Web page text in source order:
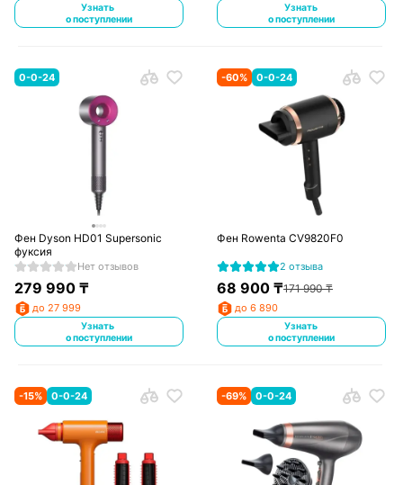
Узнать
о поступлении
Узнать
о поступлении
0-0-24
Фен Dyson HD01 Supersonic
фуксия
Нет отзывов
279 990₸
до 27 999
Узнать
о поступлении
-60% 0-0-24
Фен Rowenta CV9820F0
2 отзыва
68 900 ₸171 990₸
до 6 890
Узнать
о поступлении
-15% 0-0-24 -69% 0-0-24